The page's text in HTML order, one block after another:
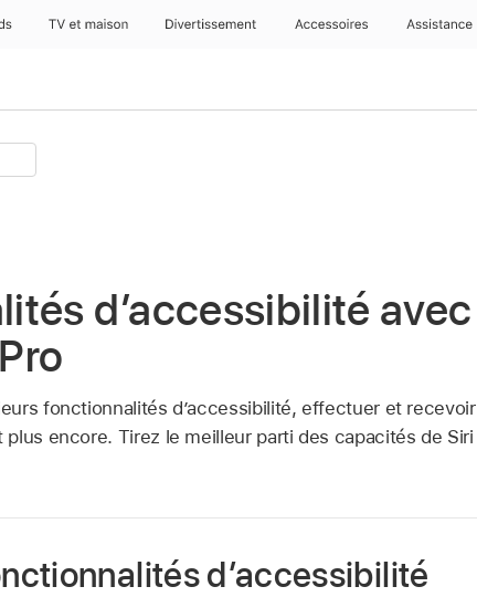
TV et maison Divertissement Accessoires Assistance
d’accessibilité avec
fonctionnalités d’accessibilité, effectuer et recevoir
encore. Tirez le meilleur parti des capacités de Siri
d’accessibilité